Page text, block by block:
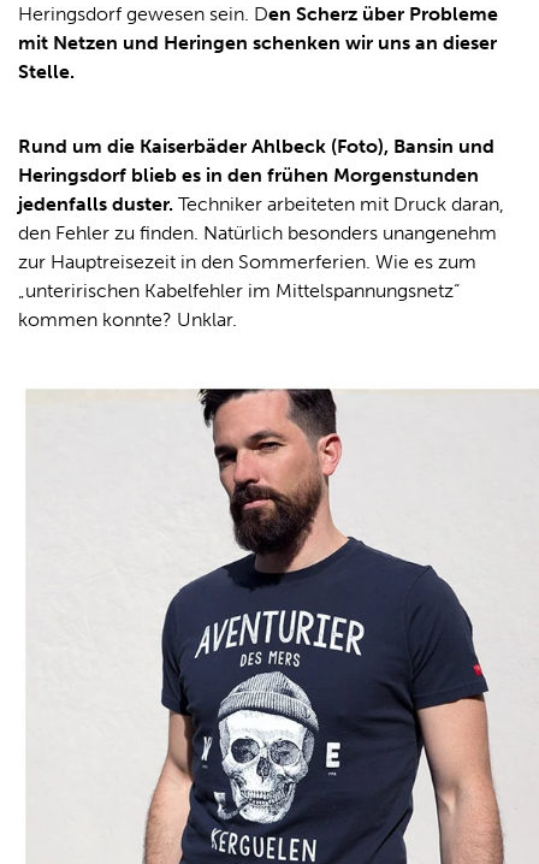
Heringsdorf gewesen sein. Den Scherz über Probleme
mit Netzen und Heringen schenken wir uns an dieser
Stelle.
Rund um die Kaiserbäder Ahlbeck (Foto), Bansin und
Heringsdorf blieb es in den frühen Morgenstunden
jedenfalls duster. Techniker arbeiteten mit Druck daran,
den Fehler zu finden. Natürlich besonders unangenehm
zur Hauptreisezeit in den Sommerferien. Wie es zum
„unteririschen Kabelfehler im Mittelspannungsnetz“
kommen konnte? Unklar.